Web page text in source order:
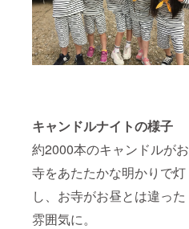
キャンドルナイトの様子
約2000本のキャンドルがお
寺をあたたかな明かりで灯
し、お寺がお昼とは違った
雰囲気に。